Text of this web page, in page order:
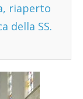
riaperto
della SS.